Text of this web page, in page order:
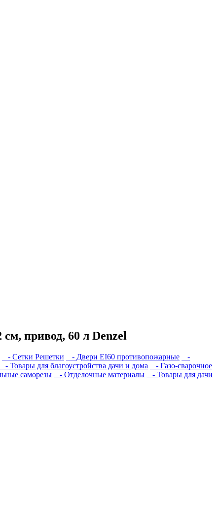
привод, 60 л Denzel
- Сетки Решетки - Двери EI60 противопожарные
-
- Товары для благоустройства дачи и дома
- Газо-сварочное
саморезы - Отделочные материалы - Товары для дачи